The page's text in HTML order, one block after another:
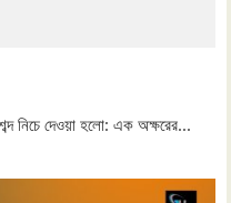
নিচে দেওয়া হলো: এক অক্ষরের...